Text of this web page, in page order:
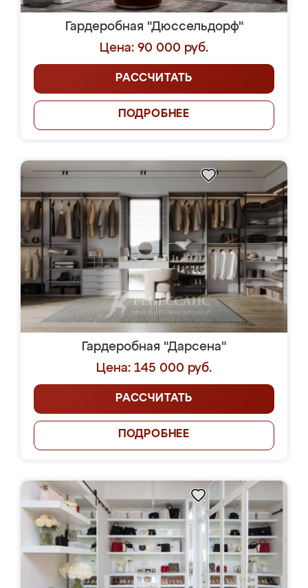
Гардеробная "Дюссельдорф"
Цена: 90 000 руб.
РАССЧИТАТЬ
ПОДРОБНЕЕ
Гардеробная "Дарсена"
Цена: 145 000 руб.
РАССЧИТАТЬ
ПОДРОБНЕЕ